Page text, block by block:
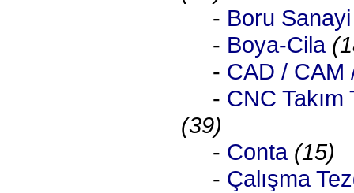
- Boru Sanayi
- Boya-Cila
- CAD / CAM
- CNC Takım
(39)
- Conta (15)
- Çalışma